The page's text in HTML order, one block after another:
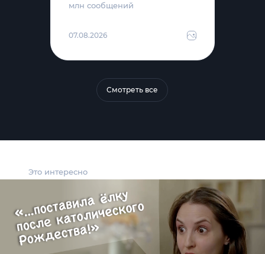
Это интересно
млн сообщений
07.08.2026
Смотреть все